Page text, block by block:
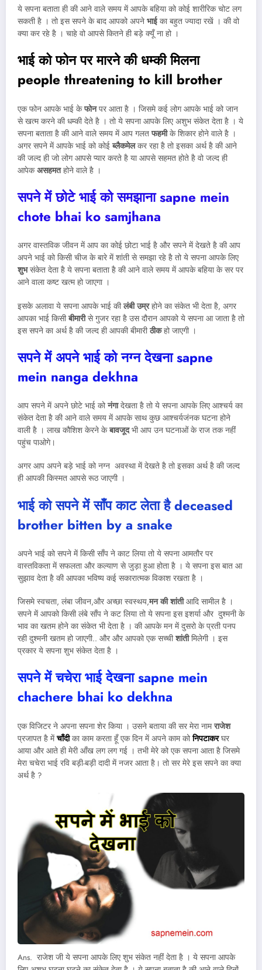
ये सपना बताता ही की आने वाले समय में आपके बहिया को कोई शारीरिक चोट लग
सकती है । तो इस सपने के बाद आपको अपने भाईका बहुत ज्यादा रखें । की वो
क्या कर रहे है । चाहे वो आपसे कितने ही बड़े क्यूँ ना हो ।
भाई को फोन पर मारने की धम्की मिलना
people threatening to kill brother
एक फोन आपके भाई केफोनपर आता है । जिसमे कई लोग आपके भाई को जान
से खत्म करने की धम्की देते है । तो ये सपना आपके लिए अशुभ संकेत देता है । ये
सपना बताता है की आने वाले समय में आप गलतफहमीके शिकार होने वाले है ।
अगर सपने में आपके भाई को कोईब्लैकमेलकर रहा है तो इसका अर्थ है की आने
की जल्द ही जो लोग आपसे प्यार करते है या आपसे सहमत होते है वो जल्द ही
आपेकअसहमतहोने वाले है ।
सपने में छोटे भाई को समझाना sapne mein
chote bhai ko samjhana
अगर वास्तविक जीवन में आप का कोई छोटा भाई है और सपने में देखते है की आप
अपने भाई को किसी चीज के बारे में शांती से समझा रहे है तो ये सपना आपके लिए
शुभसंकेत देता है ये सपना बताता है की आने वाले समय में आपके बहिया के सर पर
आने वाला कष्ट खत्म हो जाएगा ।
इसके अलावा ये सपना आपके भाई कीलंबी उम्रहोने का संकेत भी देता है, अगर
आपका भाई किसीबीमारीसे गुजर रहा है उस दौरान आपको ये सपना आ जाता है तो
इस सपने का अर्थ है की जल्द ही आपकी बीमारीठीकहो जाएगी ।
सपने में अपने भाई को नग्न देखना sapne
mein nanga dekhna
आप सपने में अपने छोटे भाई कोनंगादेखता है तो ये सपना आपके लिए आश्चर्य का
संकेत देता है की आने वाले समय में आपके साथ कुछ आश्चर्यजंनक घटना होने
वाली है । लाख कौशिश केरने केबावजूदभी आप उन घटनाओं के राज तक नहीं
पहुंच पाओगे।
अगर आप अपने बड़े भाई को नग्न अवस्था में देखते है तो इसका अर्थ है की जल्द
ही आपकी किस्मत आपसे रूठ जाएगी ।
भाई को सपने में साँप काट लेता हैdeceased
brother bitten by a snake
अपने भाई को सपने में किसी साँप ने काट लिया तो ये सपना आमतौर पर
वास्तविकता में सफलता और कल्याण से जुड़ा हुआ होता है । ये सपना इस बात आ
सुझाव देता है की आपका भविष्य कई सकारात्मक विकाश रखता है ।
जिसमे स्वचता, लंबा जीवन,और अच्छा स्वस्थय,मन की शांतीआदि सामील है ।
सपने में आपको किसी लंबे साँप ने कट लिया तो ये सपना इस इशर्या और दुश्मनी के
भाव का खतम होने का संकेत भी देता है । की आपके मन में दुसरो के प्रती पनप
रही दुश्मनी खतम हो जाएगी.. और और आपको एक सच्चीशांतीमिलेगी । इस
प्रकार ये सपना शुभ संकेत देता है ।
सपने में चचेरा भाई देखनाsapne mein
chachere bhai ko dekhna
एक विजिटर ने अपना सपना शेर किया । उसने बताया की सर मेरा नामराजेश
प्रजापत है मेंचाँदीका काम करता हूँ एक दिन में अपने काम कोनिपटाकरघर
आया और आते ही मेरी आँख लग लग गई । तभी मेरे को एक सपना आता है जिसमे
मेरा चचेरा भाई रवि बड़ी-बड़ी दादी में नजर आता है। तो सर मेरे इस सपने का क्या
अर्थ है ?
Ans. राजेश जी ये सपना आपके लिए शुभ संकेत नहीं देता है । ये सपना आपके